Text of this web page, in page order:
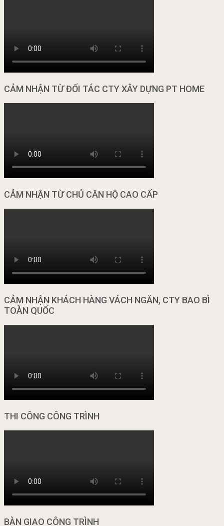
CẢM NHẬN TỪ ĐỐI TÁC CTY XÂY DỰNG PT HOME
CẢM NHẬN TỪ CHỦ CĂN HỘ CAO CẤP
CẢM NHẬN KHÁCH HÀNG VÁCH NGĂN, CTY BAO BÌ
TOÀN QUỐC
THI CÔNG CÔNG TRÌNH
BÀN GIAO CÔNG TRÌNH